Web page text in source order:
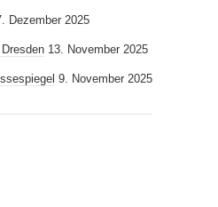
Dezember 2025
13. November 2025
9. November 2025